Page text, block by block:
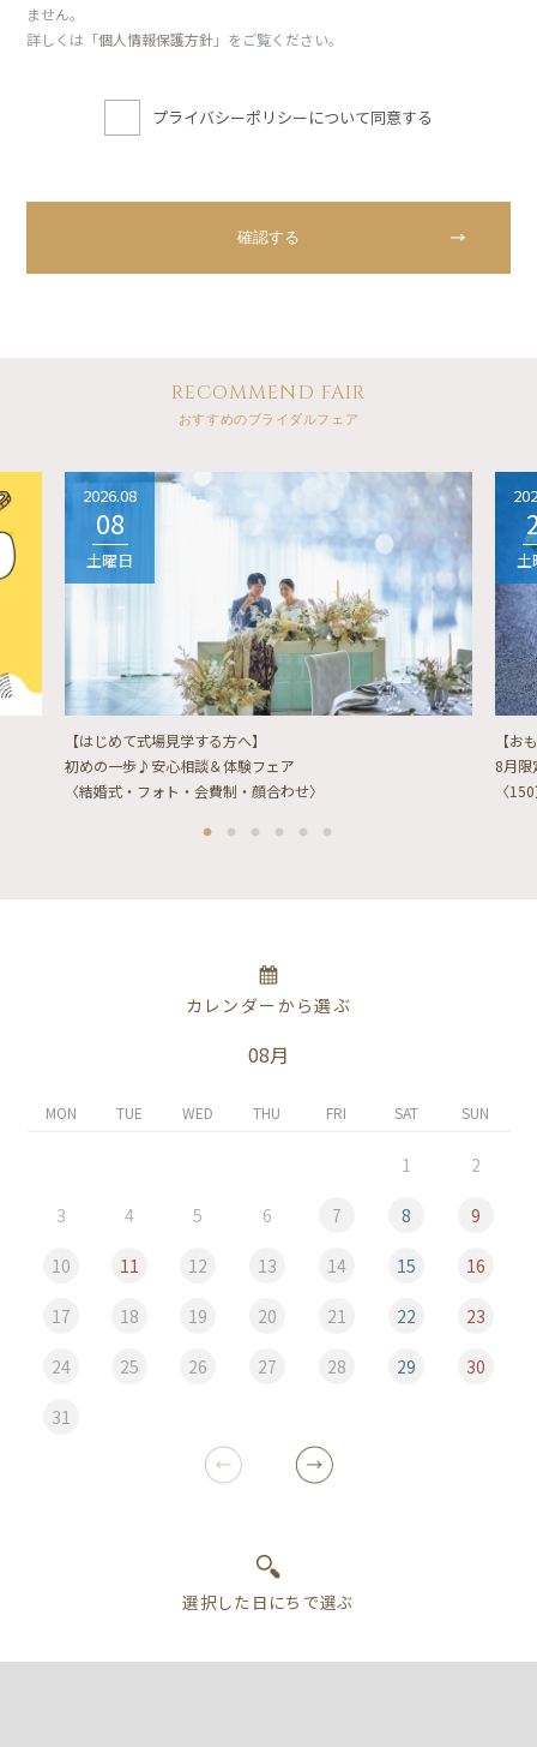
ません。
詳しくは「個人情報保護方針」をご覧ください。
プライバシーポリシーについて同意する
RECOMMEND FAIR
おすすめのブライダルフェア
2026.08
08
土曜日
【はじめて式場見学する方へ】
初めの一歩♪安心相談＆体験フェア
〈結婚式・フォト・会費制・顔合わせ〉
土
【お
8月限
〈
カレンダーから選ぶ
08月
MON TUE WED THU FRI SAT SUN
1 2
3 4 5 6 7 8 9
10 11 12 13 14 15 16
17 18 19 20 21 22 23
24 25 26 27 28 29 30
31